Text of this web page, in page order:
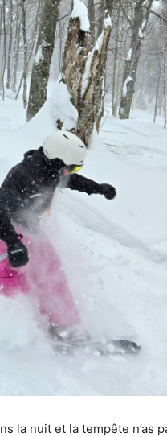
la nuit et la tempête n’as